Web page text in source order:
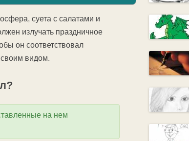
суета с салатами и
излучать праздничное
он соответствовал
своим видом.
на нем